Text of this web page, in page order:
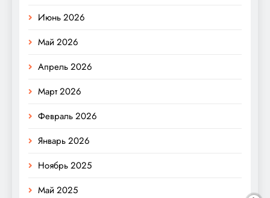
Июнь 2026
Май 2026
Апрель 2026
Март 2026
Февраль 2026
Январь 2026
Ноябрь 2025
Май 2025